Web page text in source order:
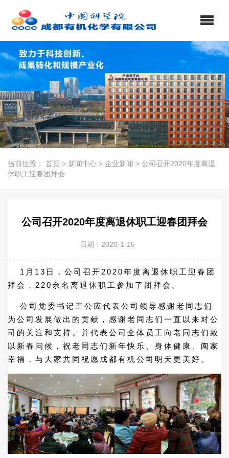
当前位置： 首页 > 新闻中心 > 企业新闻 > 公司召开2020年度离退
休职工迎春团拜会
公司召开2020年度离退休职工迎春团拜会
日期：2020-1-15
1月13日，公司召开2020年度离退休职工迎春团
拜会，220余名离退休职工参加了团拜会。
公司党委书记王公应代表公司领导感谢老同志们
为公司发展做出的贡献，感谢老同志们一直以来对公
司的关注和支持。并代表公司全体员工向老同志们致
以新春问候，祝老同志们新年快乐、身体健康、阖家
幸福，与大家共同祝愿成都有机公司明天更美好。